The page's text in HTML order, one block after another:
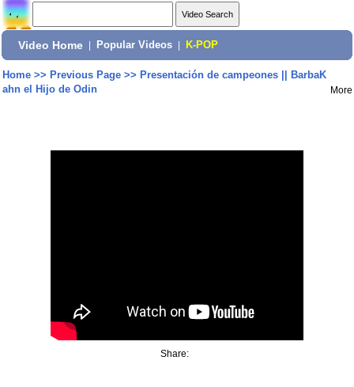
Video Home Popular Videos K-POP
Home>> Previous Page>> Presentación de campeones || BarbaK
ahn el Hijo de Odin
More
Share: